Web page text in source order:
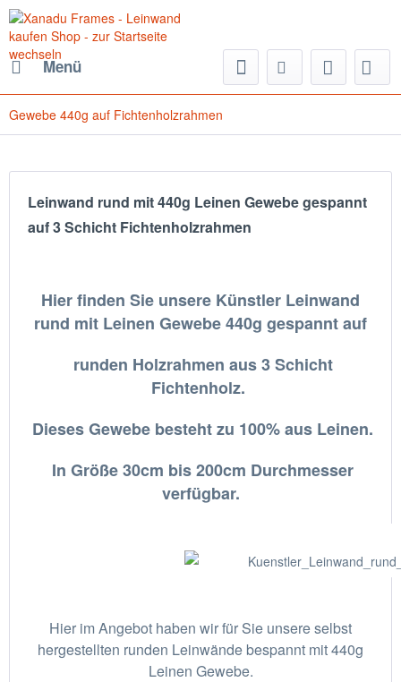
Menü
Gewebe 440g auf Fichtenholzrahmen
Leinwand rund mit 440g Leinen Gewebe gespannt
auf 3 Schicht Fichtenholzrahmen
Hier finden Sie unsere Künstler Leinwand
rund mit Leinen Gewebe 440g gespannt auf
runden Holzrahmen aus 3 Schicht
Fichtenholz.
Dieses Gewebe besteht zu 100% aus Leinen.
In Größe 30cm bis 200cm Durchmesser
verfügbar.
Hier im Angebot haben wir für Sie unsere selbst
hergestellten runden Leinwände bespannt mit 440g
Leinen Gewebe.